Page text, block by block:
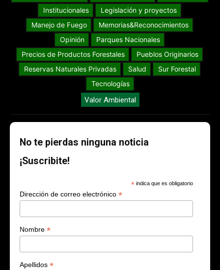
Institucionales
Legislación y proyectos
Manejo de Fuego
Memorias&Reconocimientos
Opinión
Parques Nacionales
Precios de Productos Forestales
Pueblos Originarios
Reservas Naturales Privadas
Salud
Sur Forestal
Tecnologías
Valor Ambiental
No te pierdas ninguna noticia
¡Suscribite!
* indica que es obligatorio
Dirección de correo electrónico *
Nombre *
Apellidos *